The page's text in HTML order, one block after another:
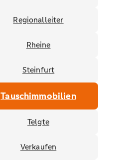
Regionalleiter
Rheine
Steinfurt
Tauschimmobilien
Telgte
Verkaufen